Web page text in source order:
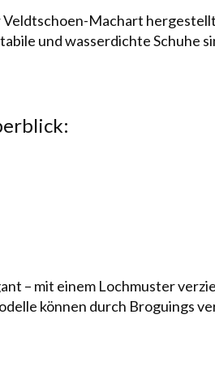
Machart
und wasser­dichte Schu­he
– mit einem Lochmuster
können durch Broguings